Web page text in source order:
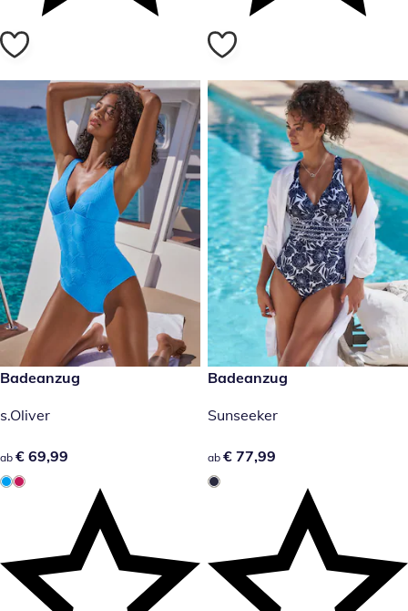
€ 69,99
Badeanzug
s.Oliver
€ 69,99
ab € 69,99
€ 77,99
Badeanzug
Sunseeker
€ 77,99
ab € 77,99